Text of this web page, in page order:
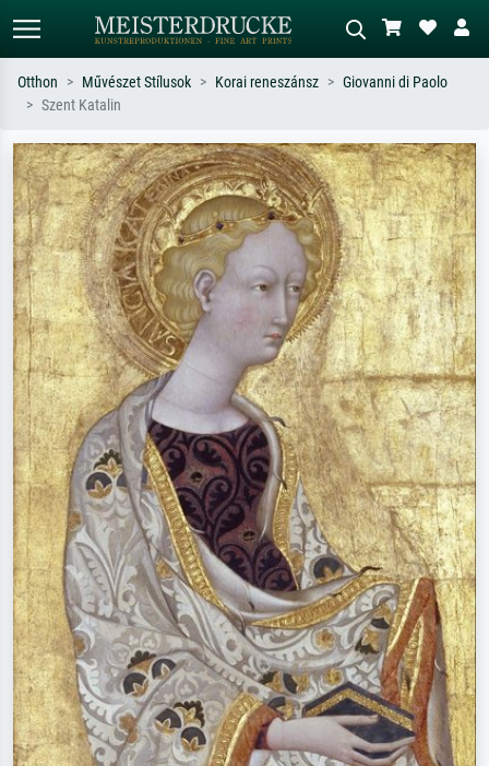
Keressen művész, műcím vagy stílus
szerint – pl. Monet, Csillagos éj,
impresszionizmus, Hokusai-hullám,
akt.
Írja le a jelenetet – pl. zöld rét, sok
piros absztrakt, sötét olajkép, álló akt
egy fa mellett.
Otthon Művészet Stílusok Korai reneszánsz
Giovanni di Paolo
Szent Katalin